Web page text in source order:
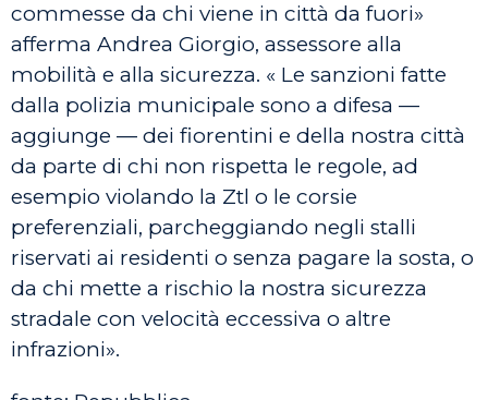
commesse da chi viene in città da fuori»
afferma Andrea Giorgio, assessore alla
mobilità e alla sicurezza. « Le sanzioni fatte
dalla polizia municipale sono a difesa —
aggiunge — dei fiorentini e della nostra città
da parte di chi non rispetta le regole, ad
esempio violando la Ztl o le corsie
preferenziali, parcheggiando negli stalli
riservati ai residenti o senza pagare la sosta, o
da chi mette a rischio la nostra sicurezza
stradale con velocità eccessiva o altre
infrazioni».